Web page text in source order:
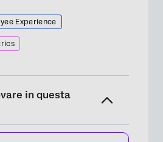
Experience
in questa
dell’accesso ai